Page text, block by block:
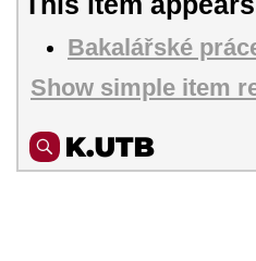
Bakalářské
Show simple item